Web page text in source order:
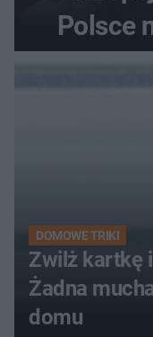
Polsce
DOMOWE TRIKI
Zwilż kartkę
Żadna
domu